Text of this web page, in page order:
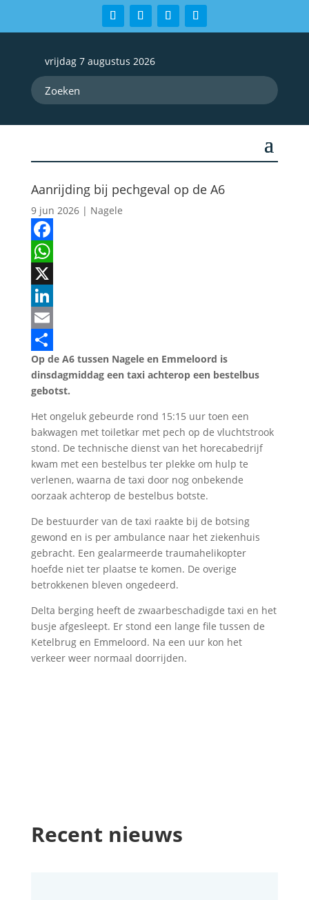
vrijdag 7 augustus 2026
Aanrijding bij pechgeval op de A6
9 jun 2026| Nagele
Facebook
WhatsApp
X
LinkedIn
Email
Delen
Op de A6 tussen Nagele en Emmeloord is
dinsdagmiddag een taxi achterop een bestelbus
gebotst.
Het ongeluk gebeurde rond 15:15 uur toen een
bakwagen met toiletkar met pech op de vluchtstrook
stond. De technische dienst van het horecabedrijf
kwam met een bestelbus ter plekke om hulp te
verlenen, waarna de taxi door nog onbekende
oorzaak achterop de bestelbus botste.
De bestuurder van de taxi raakte bij de botsing
gewond en is per ambulance naar het ziekenhuis
gebracht. Een gealarmeerde traumahelikopter
hoefde niet ter plaatse te komen. De overige
betrokkenen bleven ongedeerd.
Delta berging heeft de zwaarbeschadigde taxi en het
busje afgesleept. Er stond een lange file tussen de
Ketelbrug en Emmeloord. Na een uur kon het
verkeer weer normaal doorrijden.
Recent nieuws